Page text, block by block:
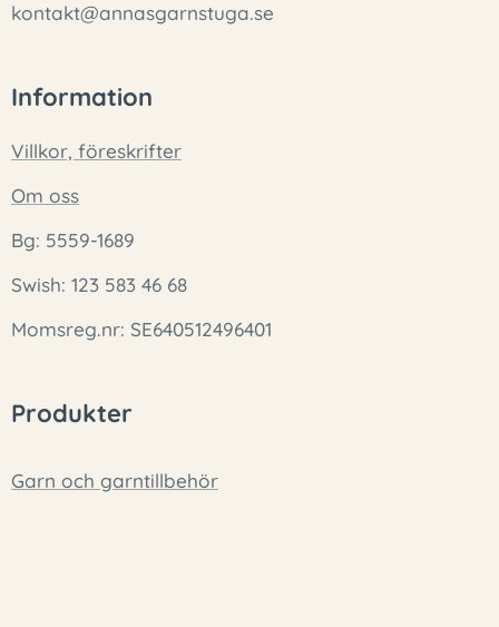
kontakt@annasgarnstuga.se
Information
Villkor, föreskrifter
Om oss
Bg: 5559-1689
Swish: 123 583 46 68
Momsreg.nr: SE640512496401
Produkter
Garn och garntillbehör